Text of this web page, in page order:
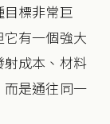
標非常巨
有一個強大
成本、材料
是通往同一